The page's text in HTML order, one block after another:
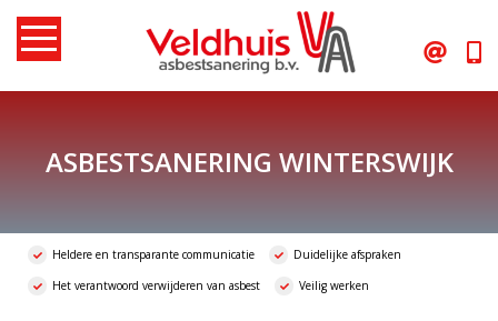
content
ASBESTSANERING WINTERSWIJK
Heldere en transparante communicatie
Duidelijke afspraken
Het verantwoord verwijderen van asbest
Veilig werken